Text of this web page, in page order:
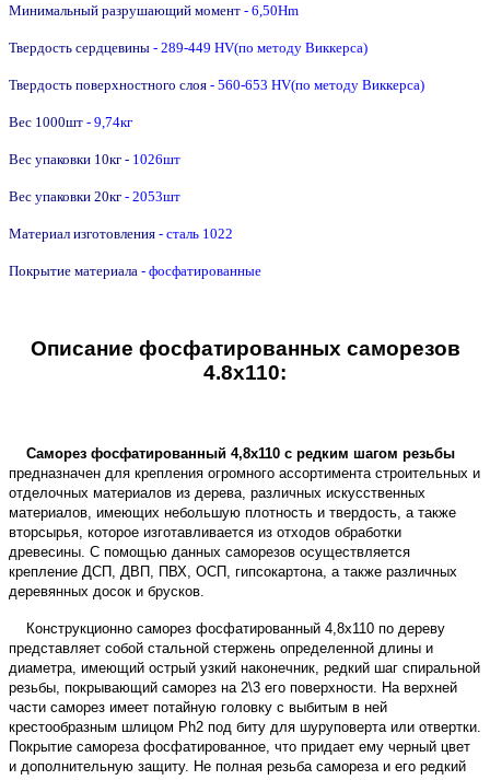
Минимальный разрушающий момент - 6,50Hm
Твердость сердцевины - 289-449 HV(по методу Виккерса)
Твердость поверхностного слоя - 560-653 HV(по методу Виккерса)
Вес 1000шт - 9,74кг
Вес упаковки 10кг - 1026шт
Вес упаковки 20кг - 2053шт
Материал изготовления - сталь 1022
Покрытие материала - фосфатированные
Описание фосфатированных саморезов
4.8х110:
Саморез фосфатированный 4,8х110 с редким шагом резьбы
предназначен для крепления огромного ассортимента строительных и
отделочных материалов из дерева, различных искусственных
материалов, имеющих небольшую плотность и твердость, а также
вторсырья, которое изготавливается из отходов обработки
древесины. С помощью данных саморезов осуществляется
крепление ДСП, ДВП, ПВХ, ОСП, гипсокартона, а также различных
деревянных досок и брусков.
Конструкционно саморез фосфатированный 4,8х110 по дереву
представляет собой стальной стержень определенной длины и
диаметра, имеющий острый узкий наконечник, редкий шаг спиральной
резьбы, покрывающий саморез на 2\3 его поверхности. На верхней
части саморез имеет потайную головку с выбитым в ней
крестообразным шлицом Ph2 под биту для шуруповерта или отвертки.
Покрытие самореза фосфатированное, что придает ему черный цвет
и дополнительную защиту. Не полная резьба саморезаи его редкий